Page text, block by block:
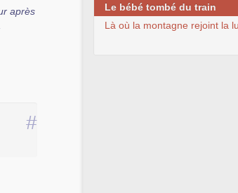
après
#
Le bébé tombé du train
Là où la montagne rejoint la